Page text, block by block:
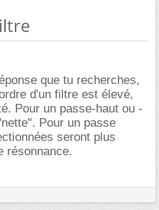
que tu recherches,
d'un filtre est élevé,
Pour un passe-haut ou -
Pour un passe
seront plus
résonnance.